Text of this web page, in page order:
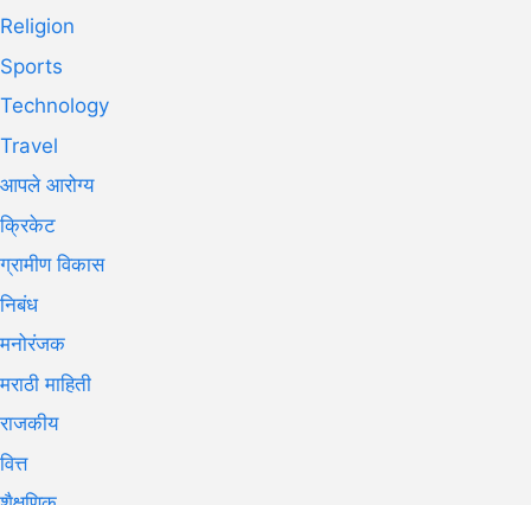
Religion
Sports
Technology
Travel
आपले आरोग्य
क्रिकेट
ग्रामीण विकास
निबंध
मनोरंजक
मराठी माहिती
राजकीय
वित्त